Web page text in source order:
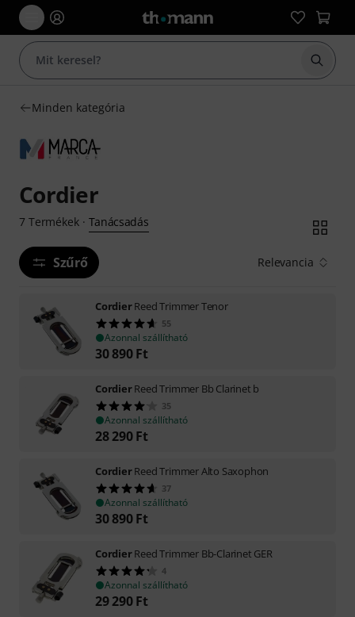
Minden kategória
Cordier
7 Termékek· Tanácsadás
Szűrő Relevancia
CordierReed Trimmer Tenor
55
Azonnal szállítható
30 890 Ft
CordierReed Trimmer Bb Clarinet b
35
Azonnal szállítható
28 290 Ft
CordierReed Trimmer Alto Saxophon
37
Azonnal szállítható
30 890 Ft
CordierReed Trimmer Bb-Clarinet GER
4
Azonnal szállítható
29 290 Ft